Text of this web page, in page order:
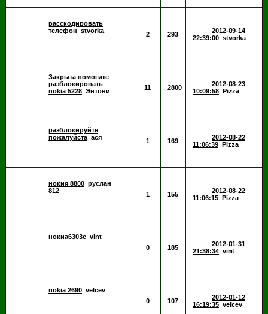
расскодировать
телефон stvorka 2 293
2012-09-14
22:39:00 stvorka
Закрыта помогите
разблокировать
nokia 5228 Энтони 11 2800
2012-08-23
10:09:58
Pizza
разблокируйте
пожалуйста ася 1 169
2012-08-22
11:06:39
Pizza
нокия 8800 руслан
812
1 155
2012-08-22
11:06:15
Pizza
нокиа6303c vint
0
185
2012-01-31
21:38:34 vint
nokia 2690 velcev
0
107
2012-01-12
16:19:35 velcev